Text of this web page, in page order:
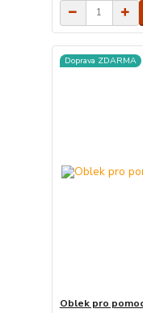
Doprava ZDARMA
Oblek pro